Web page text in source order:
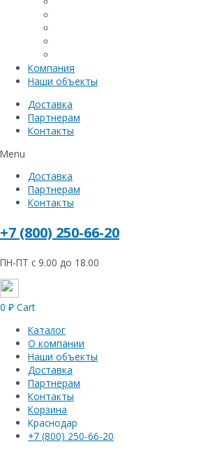
Компания
Наши объекты
Доставка
Партнерам
Контакты
Menu
Доставка
Партнерам
Контакты
+7 (800) 250-66-20
ПН-ПТ с 9.00 до 18.00
0 ₽ Cart
Каталог
О компании
Наши объекты
Доставка
Партнерам
Контакты
Корзина
Краснодар
+7 (800) 250-66-20